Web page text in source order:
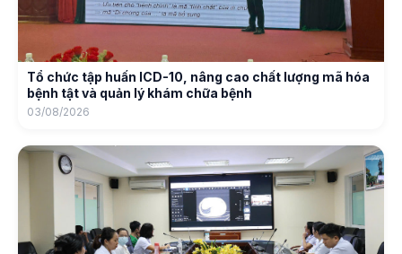
Tổ chức tập huấn ICD-10, nâng cao chất lượng mã hóa
bệnh tật và quản lý khám chữa bệnh
03/08/2026